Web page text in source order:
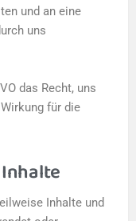
und an eine
uns
das Recht, uns
für die
Inhalte und